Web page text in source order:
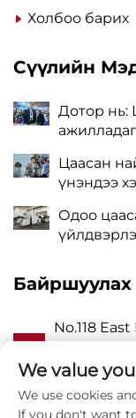
Холбоо барих
Сүүлийн
Дотор нь:
Цаасан
үнэндээ
Одоо
Байршуулах
А
No.118
Wanquan
Zhejiang
P
We value
We use cookies
If you don't want